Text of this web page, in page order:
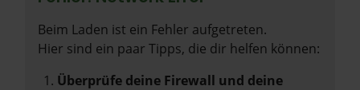
Beim Laden ist ein Fehler aufgetreten.
Hier sind ein paar Tipps, die dir helfen können:
Überprüfe deine Firewall und deine